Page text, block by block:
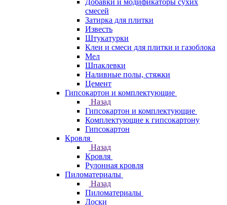
Добавки и модификаторы сухих
смесей
Затирка для плитки
Известь
Штукатурки
Клеи и смеси для плитки и газоблока
Мел
Шпаклевки
Наливные полы, стяжки
Цемент
Гипсокартон и комплектующие
Назад
Гипсокартон и комплектующие
Комплектующие к гипсокартону
Гипсокартон
Кровля
Назад
Кровля
Рулонная кровля
Пиломатериалы
Назад
Пиломатериалы
Доски